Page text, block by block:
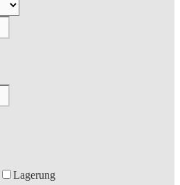
Lagerung